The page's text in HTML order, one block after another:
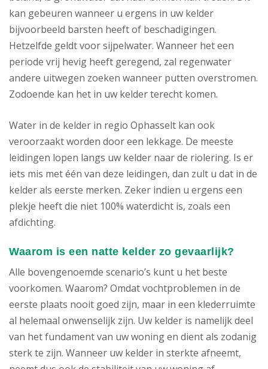
kan gebeuren wanneer u ergens in uw kelder
bijvoorbeeld barsten heeft of beschadigingen.
Hetzelfde geldt voor sijpelwater. Wanneer het een
periode vrij hevig heeft geregend, zal regenwater
andere uitwegen zoeken wanneer putten overstromen.
Zodoende kan het in uw kelder terecht komen.
Water in de kelder in regio Ophasselt kan ook
veroorzaakt worden door een lekkage. De meeste
leidingen lopen langs uw kelder naar de riolering. Is er
iets mis met één van deze leidingen, dan zult u dat in de
kelder als eerste merken. Zeker indien u ergens een
plekje heeft die niet 100% waterdicht is, zoals een
afdichting.
Waarom is een natte kelder zo gevaarlijk?
Alle bovengenoemde scenario’s kunt u het beste
voorkomen. Waarom? Omdat vochtproblemen in de
eerste plaats nooit goed zijn, maar in een klederruimte
al helemaal onwenselijk zijn. Uw kelder is namelijk deel
van het fundament van uw woning en dient als zodanig
sterk te zijn. Wanneer uw kelder in sterkte afneemt,